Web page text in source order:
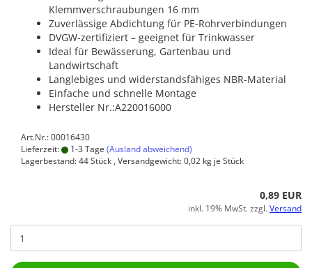
Klemmverschraubungen 16 mm
Zuverlässige Abdichtung für PE-Rohrverbindungen
DVGW-zertifiziert – geeignet für Trinkwasser
Ideal für Bewässerung, Gartenbau und
Landwirtschaft
Langlebiges und widerstandsfähiges NBR-Material
Einfache und schnelle Montage
Hersteller Nr.:A220016000
Art.Nr.: 00016430
Lieferzeit:
1-3 Tage (Ausland abweichend)
Lagerbestand: 44 Stück , Versandgewicht:0,02 kg je Stück
0,89 EUR
inkl. 19% MwSt. zzgl.Versand